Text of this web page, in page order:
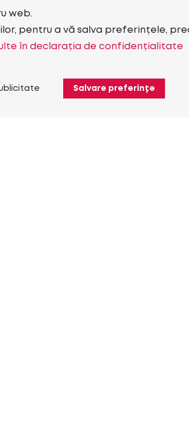
web.
pentru a vă salva preferințele,
în declarația de confidențialitate
Salvare preferințe